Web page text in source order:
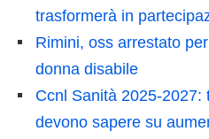
trasformerà in
Rimini, oss arrestato
donna disabile
Ccnl Sanità 2025-
devono sapere su